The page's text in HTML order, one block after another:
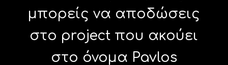
μπορείς να αποδώσεις
στο project που ακούει
στο όνομα Pavlos